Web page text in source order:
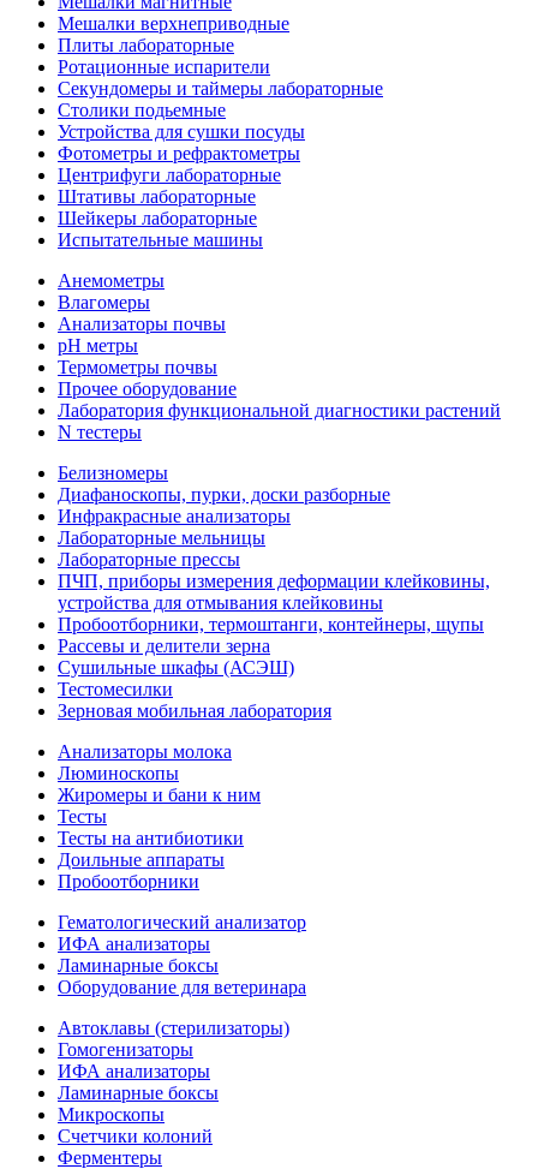
Мешалки верхнеприводные
Плиты лабораторные
Ротационные испарители
Секундомеры и таймеры лабораторные
Столики подьемные
Устройства для сушки посуды
Фотометры и рефрактометры
Центрифуги лабораторные
Штативы лабораторные
Шейкеры лабораторные
Испытательные машины
Анемометры
Влагомеры
Анализаторы почвы
pH метры
Термометры почвы
Прочее оборудование
Лаборатория функциональной диагностики растений
N тестеры
Белизномеры
Диафаноскопы, пурки, доски разборные
Инфракрасные анализаторы
Лабораторные мельницы
Лабораторные прессы
ПЧП, приборы измерения деформации клейковины,
устройства для отмывания клейковины
Пробоотборники, термоштанги, контейнеры, щупы
Рассевы и делители зерна
Сушильные шкафы (АСЭШ)
Тестомесилки
Зерновая мобильная лаборатория
Анализаторы молока
Люминоскопы
Жиромеры и бани к ним
Тесты
Тесты на антибиотики
Доильные аппараты
Пробоотборники
Гематологический анализатор
ИФА анализаторы
Ламинарные боксы
Оборудование для ветеринара
Автоклавы (стерилизаторы)
Гомогенизаторы
ИФА анализаторы
Ламинарные боксы
Микроскопы
Счетчики колоний
Ферментеры